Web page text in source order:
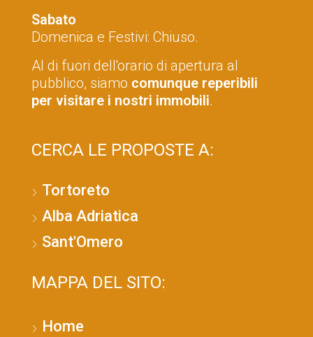
Sabato
Domenica e Festivi: Chiuso.
Al di fuori dell'orario di apertura al
pubblico, siamo comunque reperibili
per visitare i nostri immobili.
CERCA LE PROPOSTE A:
Tortoreto
Alba Adriatica
Sant'Omero
MAPPA DEL SITO:
Home